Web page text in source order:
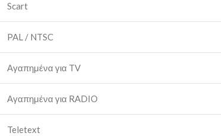
Scart
PAL / NTSC
Αγαπημένα για TV
Αγαπημένα για RADIO
Teletext